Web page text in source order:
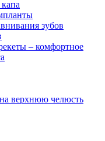
зубов
– комфортное
верхнюю челюсть